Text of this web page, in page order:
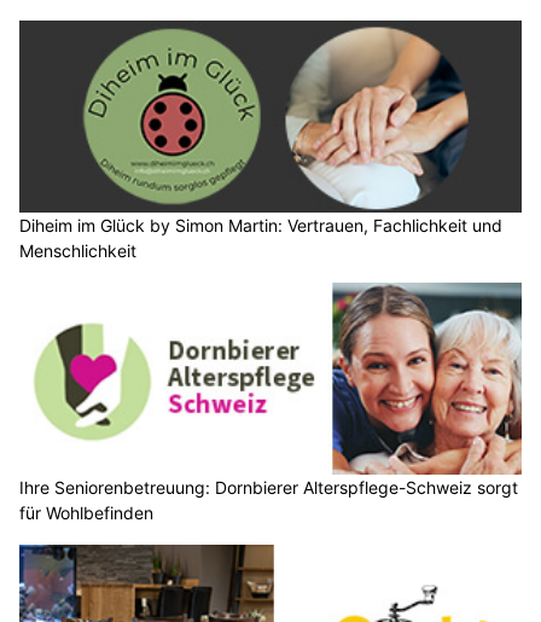
Diheim im Glück by Simon Martin: Vertrauen, Fachlichkeit und
Menschlichkeit
Ihre Seniorenbetreuung: Dornbierer Alterspflege-Schweiz sorgt
für Wohlbefinden